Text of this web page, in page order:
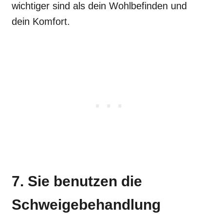
wichtiger sind als dein Wohlbefinden und
dein Komfort.
7. Sie benutzen die
Schweigebehandlung